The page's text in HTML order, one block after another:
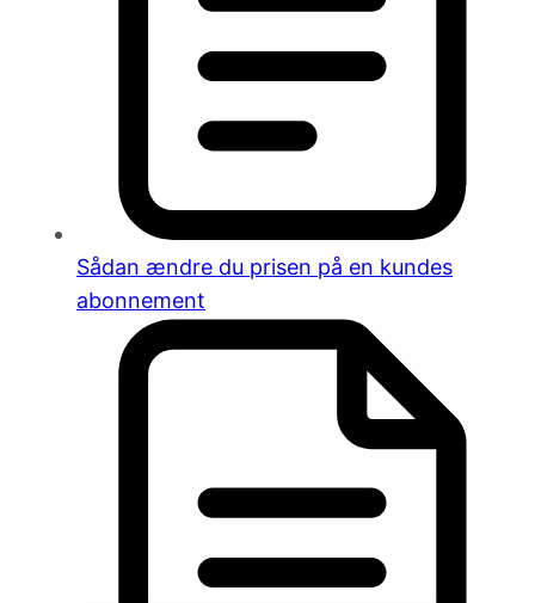
Sådan ændre du prisen på en kundes
abonnement